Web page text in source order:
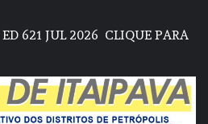
621 JUL 2026 CLIQUE PARA